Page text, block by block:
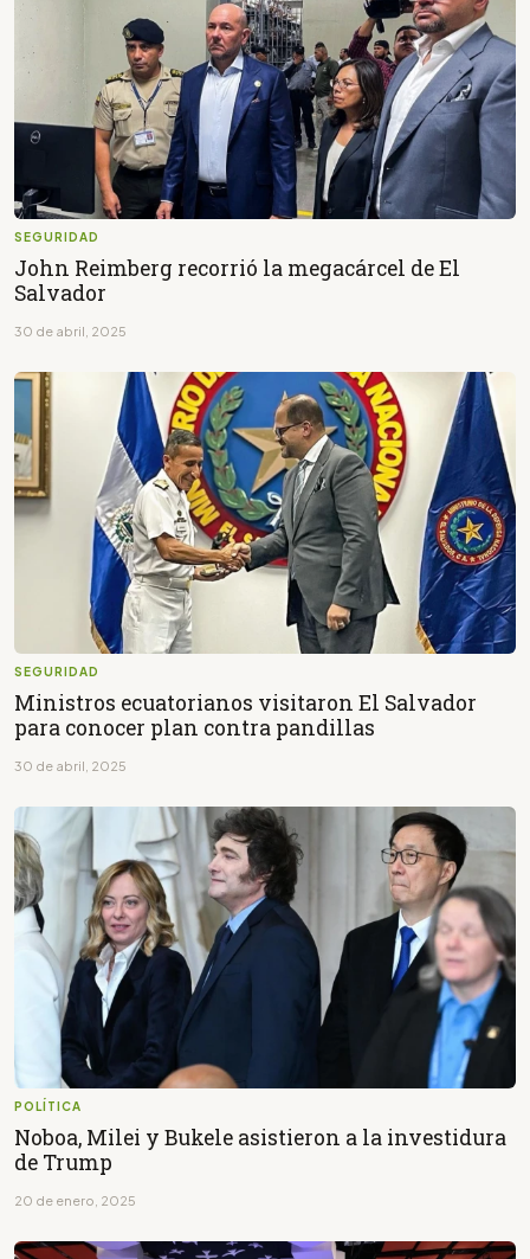
SEGURIDAD
John Reimberg recorrió la megacárcel de El
Salvador
30 de abril, 2025
SEGURIDAD
Ministros ecuatorianos visitaron El Salvador
para conocer plan contra pandillas
30 de abril, 2025
POLÍTICA
Noboa, Milei y Bukele asistieron a la investidura
de Trump
20 de enero, 2025